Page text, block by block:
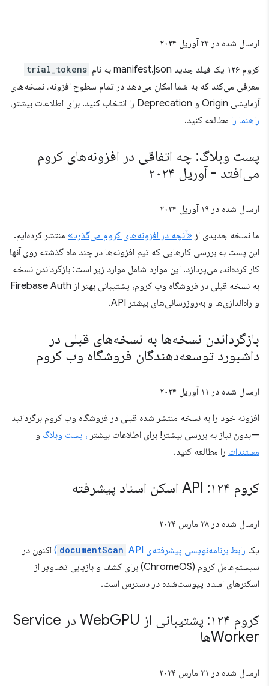
ارسال شده در۲۴ آوریل ۲۰۲۴
کروم ۱۲۶ یک فیلد جدید manifest.json به نام trial_tokens
معرفی می‌کند که به شما امکان می‌دهد در تمام سطوح افزونه، نسخه‌های
آزمایشی Origin و Deprecation را انتخاب کنید. برای اطلاعات بیشتر،
راهنما را مطالعه کنید.
پست وبلاگ: چه اتفاقی در افزونه‌های کروم
می‌افتد - آوریل ۲۰۲۴
ارسال شده در۱۹ آوریل ۲۰۲۴
ما نسخه جدیدی از «آنچه در افزونه‌های کروم می‌گذرد»منتشر کرده‌ایم.
این پست به بررسی کارهایی که تیم افزونه‌ها در چند ماه گذشته روی آنها
کار کرده‌اند، می‌پردازد. این موارد شامل موارد زیر است: بازگرداندن نسخه
به نسخه قبلی در فروشگاه وب کروم، پشتیبانی بهتر از Firebase Auth
و راه‌اندازی‌ها و به‌روزرسانی‌های بیشتر API.
بازگرداندن نسخه‌ها به نسخه‌های قبلی در
داشبورد توسعه‌دهندگان فروشگاه وب کروم
ارسال شده در۱۱ آوریل ۲۰۲۴
افزونه خود را به نسخه منتشر شده قبلی در فروشگاه وب کروم برگردانید
—بدون نیاز به بررسی بیشتر! برای اطلاعات بیشتر ، پست وبلاگو
مستنداترا مطالعه کنید.
کروم ۱۲۴: API اسکن اسناد پیشرفته
ارسال شده در۲۸ مارس ۲۰۲۴
یک رابط برنامه‌نویسی پیشرفته‌ی documentScan API)
اکنون در
سیستم‌عامل کروم (ChromeOS) برای کشف و بازیابی تصاویر از
اسکنرهای اسناد پیوست‌شده در دسترس است.
کروم ۱۲۴: پشتیبانی از Web
GPU در Service
Workerها
ارسال شده در۲۱ مارس ۲۰۲۴